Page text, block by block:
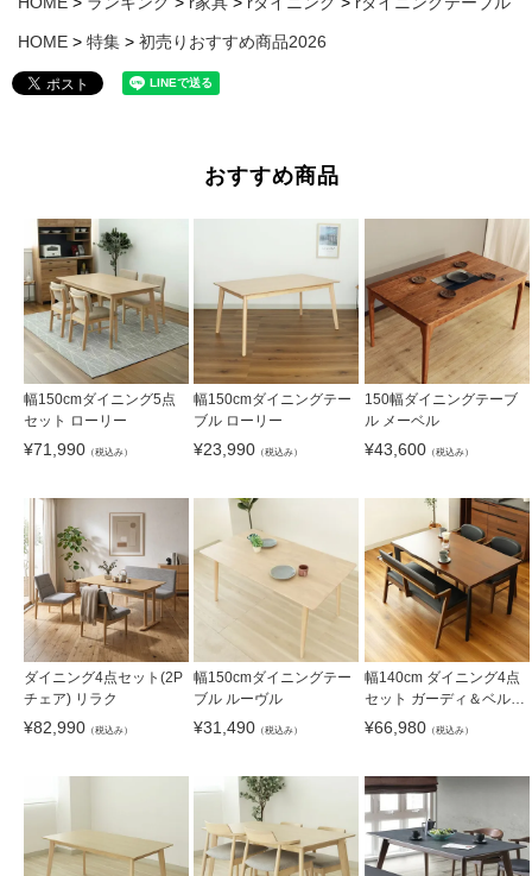
HOME 特集 初売りおすすめ商品2026
おすすめ商品
幅150cmダイニング5点
セット ローリー
¥71,990 （税込み）
幅150cmダイニングテー
ブル ローリー
¥23,990 （税込み）
150幅ダイニングテーブ
ル メーベル
¥43,600（税込み）
ダイニング4点セット(2P
チェア) リラク
¥82,990 （税込み）
幅150cmダイニングテー
ブル ルーヴル
¥31,490 （税込み）
幅140cm ダイニング4点
セット ガーディ＆ベルガ
ー2
¥66,980（税込み）